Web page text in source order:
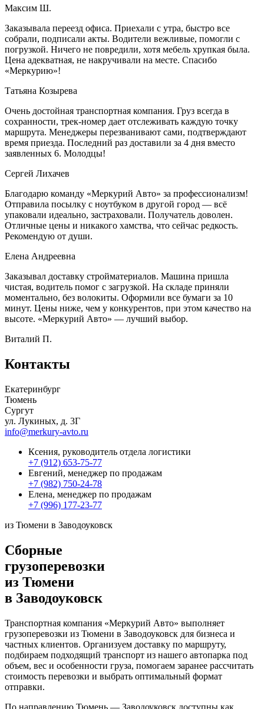
Максим Ш.
Заказывала переезд офиса. Приехали с утра, быстро все
собрали, подписали акты. Водители вежливые, помогли с
погрузкой. Ничего не повредили, хотя мебель хрупкая была.
Цена адекватная, не накручивали на месте. Спасибо
«Меркурию»!
Татьяна Козырева
Очень достойная транспортная компания. Груз всегда в
сохранности, трек-номер дает отслеживать каждую точку
маршрута. Менеджеры перезванивают сами, подтверждают
время приезда. Последний раз доставили за 4 дня вместо
заявленных 6. Молодцы!
Сергей Лихачев
Благодарю команду «Меркурий Авто» за профессионализм!
Отправила посылку с ноутбуком в другой город — всё
упаковали идеально, застраховали. Получатель доволен.
Отличные цены и никакого хамства, что сейчас редкость.
Рекомендую от души.
Елена Андреевна
Заказывал доставку стройматериалов. Машина пришла
чистая, водитель помог с загрузкой. На складе приняли
моментально, без волокиты. Оформили все бумаги за 10
минут. Цены ниже, чем у конкурентов, при этом качество на
высоте. «Меркурий Авто» — лучший выбор.
Виталий П.
Контакты
Екатеринбург
Тюмень
Сургут
ул. Лукиных, д. 3Г
info@merkury-avto.ru
Ксения, руководитель отдела логистики
+7 (912) 653-75-77
Евгений, менеджер по продажам
+7 (982) 750-24-78
Елена, менеджер по продажам
+7 (996) 177-23-77
из Тюмени в Заводоуковск
Сборные
грузоперевозки
из Тюмени
в Заводоуковск
Транспортная компания «Меркурий Авто» выполняет
грузоперевозки из Тюмени в Заводоуковск для бизнеса и
частных клиентов. Организуем доставку по маршруту,
подбираем подходящий транспорт из нашего автопарка под
объем, вес и особенности груза, помогаем заранее рассчитать
стоимость перевозки и выбрать оптимальный формат
отправки.
По направлению Тюмень — Заводоуковск доступны как